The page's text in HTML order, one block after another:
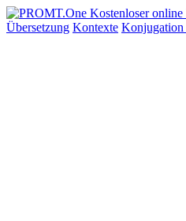
Übersetzung Kontexte Konjugation